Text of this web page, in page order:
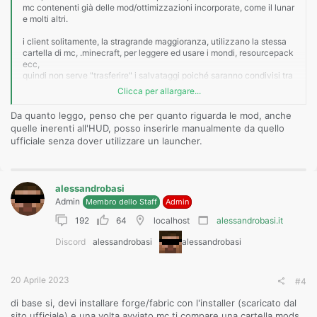
mc contenenti già delle mod/ottimizzazioni incorporate, come il lunar
e molti altri.
i client solitamente, la stragrande maggioranza, utilizzano la stessa
cartella di mc, .minecraft, per leggere ed usare i mondi, resourcepack
ecc,
quindi non serve "trasferire" i salvataggi poiché saranno condivisi tra
ni, le varie ottimizzazioni dei client sul gioco base sicuramente
migliorano i caricamenti e il rendering del gioco, tuttavia troppe
ottimizzazioni, per un pc di bassa fascia, possono rallentare più di
dipende per cosa intendi con malevoli, client hack o letteralmente
malware:
i client hack solitamente è esplicitamente mostrato che
permettono di usare degli avvantaggiamenti,
i client malware sono più pericolosi, poiché gestiscono il
token di sessione per il tuo account di gioco, o ancor peggio
creando problemi, o semplicemente sono letteralmente
in quest'ultima categoria purtroppo rientrano i cloni di client famosi,
Clicca per allargare...
Da quanto leggo, penso che per quanto riguarda le mod, anche
quelle inerenti all'HUD, posso inserirle manualmente da quello
ufficiale senza dover utilizzare un launcher.
alessandrobasi
Admin Membro dello Staff Admin
192 64 localhost
alessandrobasi.it
Discord
alessandrobasi alessandrobasi
20 Aprile 2023 #4
di base si, devi installare forge/fabric con l'installer (scaricato dal